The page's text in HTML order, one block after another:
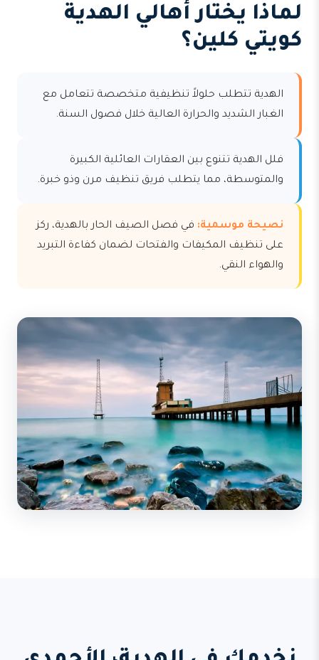
لماذا يختار أهالي الهدية
كويتي كلين؟
الهدية تتطلب حلولاً تنظيفية متخصصة تتعامل مع
الغبار الشديد والحرارة العالية خلال فصول السنة.
فلل الهدية تتنوع بين العقارات العائلية الكبيرة
والمتوسطة، مما يتطلب فريق تنظيف مرن وذو خبرة.
نصيحة موسمية: في فصل الصيف الحار بالهدية، ركز
على تنظيف المكيفات والفتحات لضمان كفاءة التبريد
والهواء النقي.